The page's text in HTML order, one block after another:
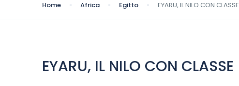
Home Africa Egitto EYARU, IL NILO CON CLASSE
EYARU, IL NILO CON CLASSE